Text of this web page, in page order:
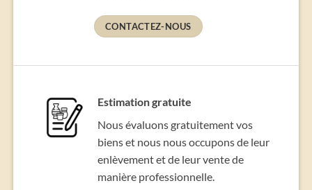
CONTACTEZ-NOUS
Estimation gratuite
Nous évaluons gratuitement vos
biens et nous nous occupons de leur
enlèvement et de leur vente de
manière professionnelle.